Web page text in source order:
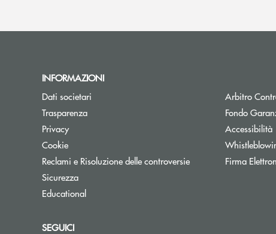
INFORMAZIONI
Dati societari
Trasparenza
Privacy
Cookie
Reclami e Risoluzione delle controversie
Sicurezza
Educational
Arbitro
Fondo
Accessibilità
Firma
SEGUICI